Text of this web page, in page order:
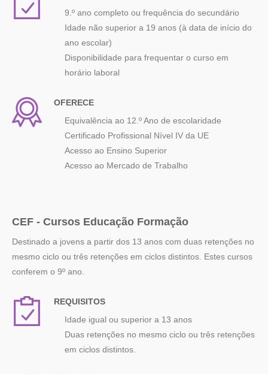
9.º ano completo ou frequência do secundário
Idade não superior a 19 anos (à data de início do
ano escolar)
Disponibilidade para frequentar o curso em
horário laboral
OFERECE
Equivalência ao 12.º Ano de escolaridade
Certificado Profissional Nível IV da UE
Acesso ao Ensino Superior
Acesso ao Mercado de Trabalho
CEF - Cursos Educação Formação
Destinado a jovens a partir dos 13 anos com duas retenções no
mesmo ciclo ou três retenções em ciclos distintos. Estes cursos
conferem o 9º ano.
REQUISITOS
Idade igual ou superior a 13 anos
Duas retenções no mesmo ciclo ou três retenções
em ciclos distintos.